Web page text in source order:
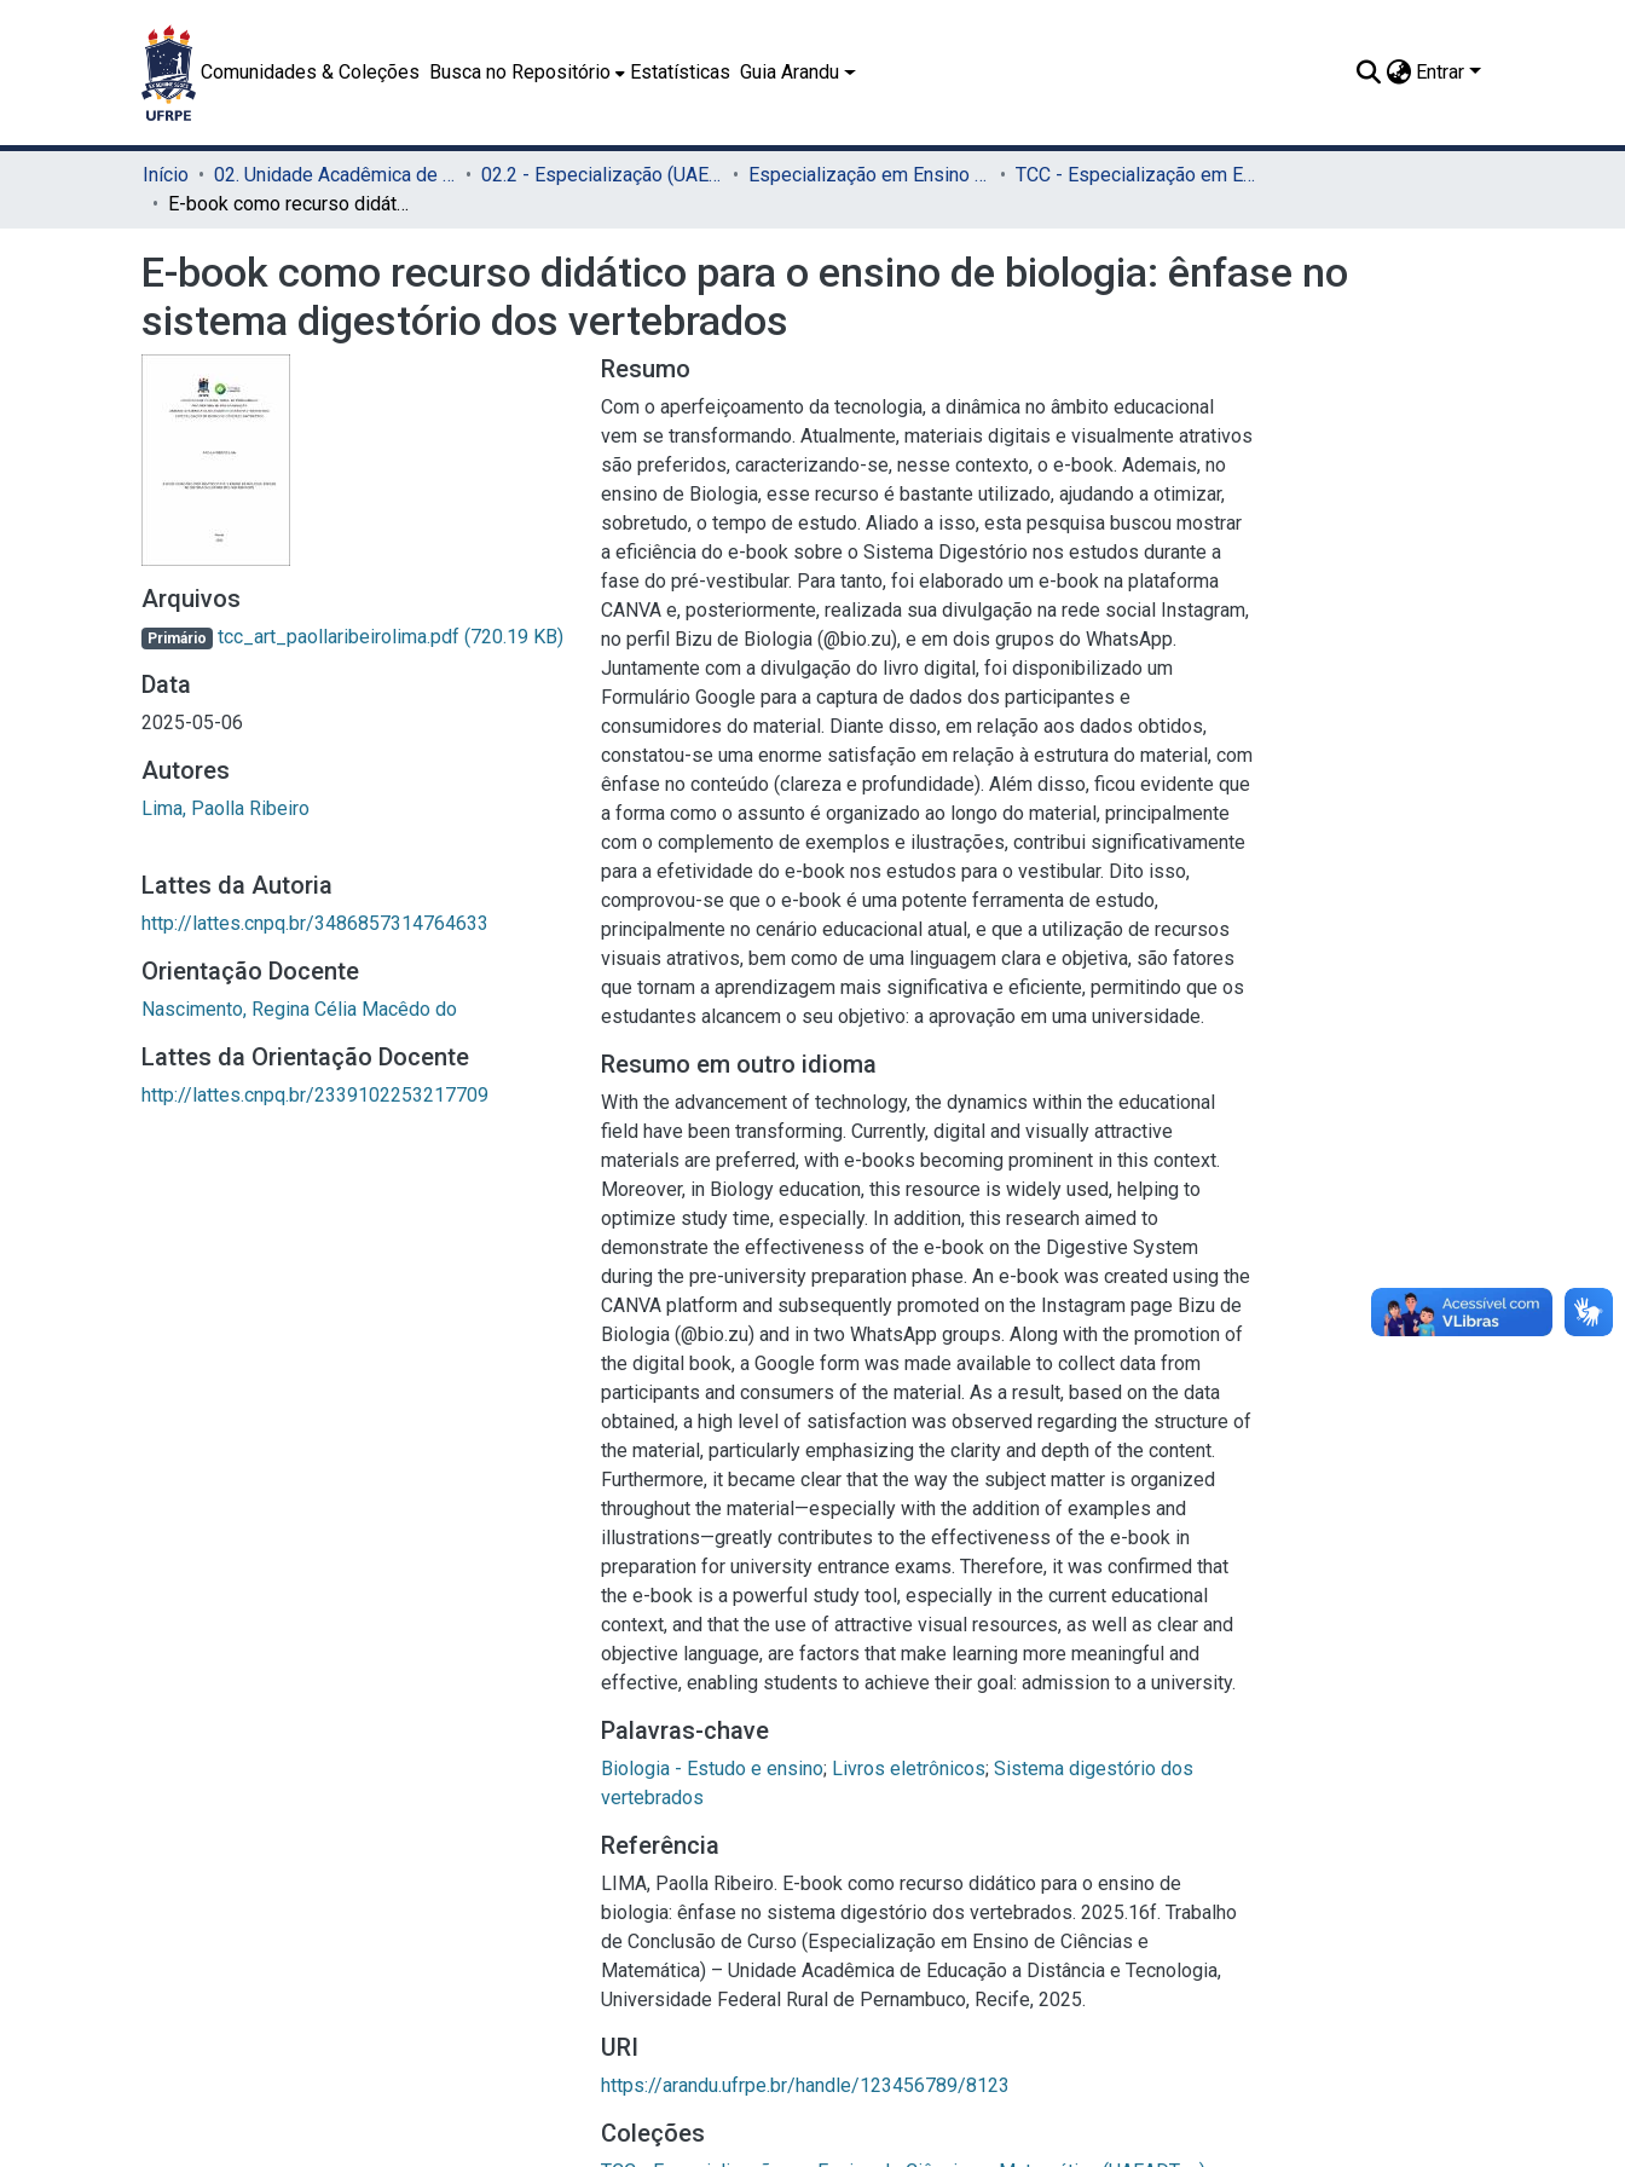
Comunidades & Coleções Busca no Repositório Estatísticas Guia Arandu Entrar
Início 02. Unidade Acadêmica de Educação a Distância e Tecnologia (UAEADTec) 02.2 - Especialização (UAEADTec) Especialização em Ensino de Ciências e Matemática (UAEADTec)
TCC - Especialização em Ensino de Ciências e Matemática (UAEADTec)
E-book como recurso didático para o ensino de biologia: ênfase no sistema digestório dos vertebrados
E-book como recurso didático para o ensino de biologia: ênfase no
sistema digestório dos vertebrados
Arquivos
Primário tcc_art_paollaribeirolima.pdf (720.19 KB)
Data
2025-05-06
Autores
Lima, Paolla Ribeiro
Lattes da Autoria
http://lattes.cnpq.br/3486857314764633
Orientação Docente
Nascimento, Regina Célia Macêdo do
Lattes da Orientação Docente
http://lattes.cnpq.br/2339102253217709
Resumo
Com o aperfeiçoamento da tecnologia, a dinâmica no âmbito educacional
vem se transformando. Atualmente, materiais digitais e visualmente atrativos
são preferidos, caracterizando-se, nesse contexto, o e-book. Ademais, no
ensino de Biologia, esse recurso é bastante utilizado, ajudando a otimizar,
sobretudo, o tempo de estudo. Aliado a isso, esta pesquisa buscou mostrar
a eficiência do e-book sobre o Sistema Digestório nos estudos durante a
fase do pré-vestibular. Para tanto, foi elaborado um e-book na plataforma
CANVA e, posteriormente, realizada sua divulgação na rede social Instagram,
no perfil Bizu de Biologia (@bio.zu), e em dois grupos do WhatsApp.
Juntamente com a divulgação do livro digital, foi disponibilizado um
Formulário Google para a captura de dados dos participantes e
consumidores do material. Diante disso, em relação aos dados obtidos,
constatou-se uma enorme satisfação em relação à estrutura do material, com
ênfase no conteúdo (clareza e profundidade). Além disso, ficou evidente que
a forma como o assunto é organizado ao longo do material, principalmente
com o complemento de exemplos e ilustrações, contribui significativamente
para a efetividade do e-book nos estudos para o vestibular. Dito isso,
comprovou-se que o e-book é uma potente ferramenta de estudo,
principalmente no cenário educacional atual, e que a utilização de recursos
visuais atrativos, bem como de uma linguagem clara e objetiva, são fatores
que tornam a aprendizagem mais significativa e eficiente, permitindo que os
estudantes alcancem o seu objetivo: a aprovação em uma universidade.
Resumo em outro idioma
With the advancement of technology, the dynamics within the educational
field have been transforming. Currently, digital and visually attractive
materials are preferred, with e-books becoming prominent in this context.
Moreover, in Biology education, this resource is widely used, helping to
optimize study time, especially. In addition, this research aimed to
demonstrate the effectiveness of the e-book on the Digestive System
during the pre-university preparation phase. An e-book was created using the
CANVA platform and subsequently promoted on the Instagram page Bizu de
Biologia (@bio.zu) and in two WhatsApp groups. Along with the promotion of
the digital book, a Google form was made available to collect data from
participants and consumers of the material. As a result, based on the data
obtained, a high level of satisfaction was observed regarding the structure of
the material, particularly emphasizing the clarity and depth of the content.
Furthermore, it became clear that the way the subject matter is organized
throughout the material—especially with the addition of examples and
illustrations—greatly contributes to the effectiveness of the e-book in
preparation for university entrance exams. Therefore, it was confirmed that
the e-book is a powerful study tool, especially in the current educational
context, and that the use of attractive visual resources, as well as clear and
objective language, are factors that make learning more meaningful and
effective, enabling students to achieve their goal: admission to a university.
Palavras-chave
Biologia - Estudo e ensino; Livros eletrônicos; Sistema digestório dos
vertebrados
Referência
LIMA, Paolla Ribeiro. E-book como recurso didático para o ensino de
biologia: ênfase no sistema digestório dos vertebrados. 2025.16f. Trabalho
de Conclusão de Curso (Especialização em Ensino de Ciências e
Matemática) – Unidade Acadêmica de Educação a Distância e Tecnologia,
Universidade Federal Rural de Pernambuco, Recife, 2025.
URI
https://arandu.ufrpe.br/handle/123456789/8123
Coleções